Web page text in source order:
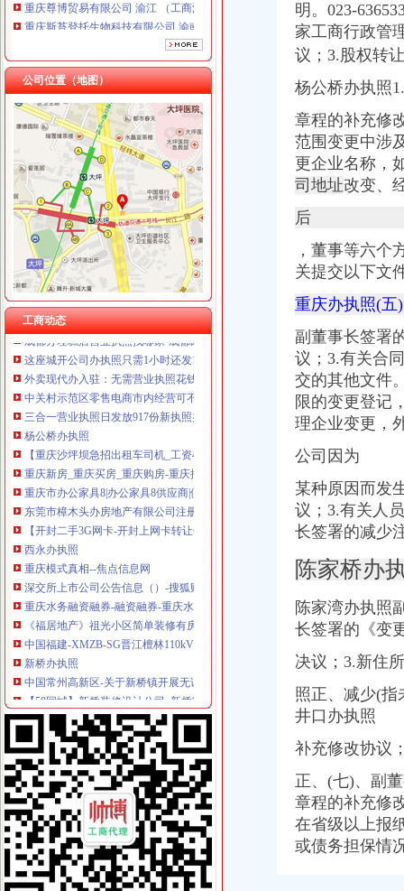
重庆斯苔登托生物科技有限公司 渝南10万 （工商注册）
重庆鑫聚建筑设备租赁有限公司 渝巴3万 （工商注册）
重庆凯誉网络通信技术工程有限公司渝中分公司 （工商注册）
重庆佳技维科技发展有限公司 渝南100万 （进出口权）
杭州思锐贸易有限公司重庆大都会分公司 渝中 工商注册
公司位置（地图）
工商动态
歌乐山
错游歌乐山
【58同城】衡水到歌乐山旅游_衡水到歌乐山旅游线路报价
【58同城】松原到歌乐山旅游_松原到歌乐山旅游线路报价
安家歌乐山森林里享受在山城的有氧日子_房产资讯-重庆房天下
重庆歌乐山隧道附近酒店_重庆歌乐山隧道附近宾馆【同程酒店】
曾家办执照
成都办理糕店营业执照找哪家-成都武侯机投镇资质认证-今天信息-分
这座城开公司办执照只需1小时还发1亿元资助_手机新浪网
外卖现代办入驻：无需营业执照花钱就能网上开店_中国江苏网
中关村示范区零售电商市内经营可不办执照-国内-新京报网
三合一营业执照日发放917份新执照办理只需1到3天_荆楚网
杨公桥办执照
【重庆沙坪坝急招出租车司机_工资4800以后招聘信息】-重庆百姓网
重庆新房_重庆买房_重庆购房-重庆搜狐焦点网
重庆市办公家具8|办公家具8供应商|供应办公家具8_一呼百应网
东莞市樟木头办房地产有限公司注册办营业执照-广东东莞工商信息
【开封二手3G网卡-开封上网卡转让信息】-开封赶集网
西永办执照
重庆模式真相--焦点信息网
深交所上市公司公告信息（）-搜狐财经
重庆水务融资融券-融资融券-重庆水务融资余额
《福居地产》祖光小区简单装修有房本能楼层好可,祖光
中国福建-XMZB-SG晋江檀林110kV变电站等二项工程施工招标
新桥办执照
中国常州高新区-关于新桥镇开展无证培训机构及非法幼托整工作的
【58同城】新桥装修设计公司_新桥家装设计_新桥室内设计师
【重庆新桥公司资质认证|企业资质认证|企业认证网】-重庆赶集网
深圳市手机外壳印机|手机外壳印机供应商|供应江苏手机外壳UV
2017年生产技改-110kV新桥变电站110kV1号主变更换改造10kV开关柜
童家桥办执照
青岛到宜城货运专线直达物流公司'-北京市汽车运输--中
【多图】《**》满五唯一,*楼层,*,价比高！,管弄路251弄二手
重庆货运司机：厂区直招货运司机包吃住[代招]-重庆爱问分类
重庆厂房出租-重庆厂房网-重庆招商网
【萍乡二手宗申转让/交易市场】-萍乡赶集网
双碑办执照
明。023-
家工商行政管
议；3.股权转
杨公桥办执照
章程的补充修
范围变更中涉
更企业名称，
司地址改变、
后
，董事等六个
关提交以下文
重庆办执照(五
副董事长签署
议；3.有关合
交的其他文件
限的变更登记
理企业变更，
公司因为
某种原因而发
议；3.有关人
长签署的减少
陈家桥办
陈家湾办执照
长签署的《变
决议；3.新住
照正、减少(指
井口办执照
补充修改协议
正、(七)、副
章程的补充修
在省级以上报
或债务担保情